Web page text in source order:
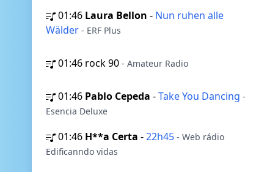
01:46 Laura Bellon - Nun ruhen alle
Wälder - ERF Plus
01:46 rock 90 - Amateur Radio
01:46 Pablo Cepeda -Take You Dancing -
Esencia Deluxe
01:46 H**a Certa -22h45 - Web rádio
Edificanndo vidas